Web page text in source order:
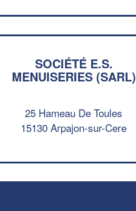
SOCIÉTÉ E.S.
MENUISERIES (SARL)
25 Hameau De Toules
15130 Arpajon-sur-Cere